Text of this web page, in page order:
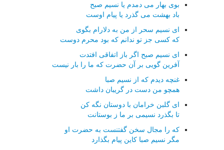
بوی بهار می دمدم یا نسیم صبح
باد بهشت می گذرد یا پیام اوست
ای نسیم سحر از من به دلارام بگوی
که کسی جز تو ندانم که بود محرم دوست
ای نسیم صبح اگر باز اتفاقی افتدت
آفرین گویی بر آن حضرت که ما را بار نیست
غنچه دیدم که از نسیم صبا
همچو من دست در گریبان داشت
ای گلبن خرامان با دوستان نگه کن
تا بگذرد نسیمی بر ما ز بوستانت
که را مجال سخن گفتنست به حضرت او
مگر نسیم صبا کاین پیام بگذارد